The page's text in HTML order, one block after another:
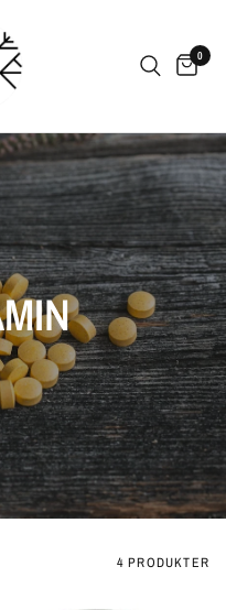
0
4 PRODUKTER